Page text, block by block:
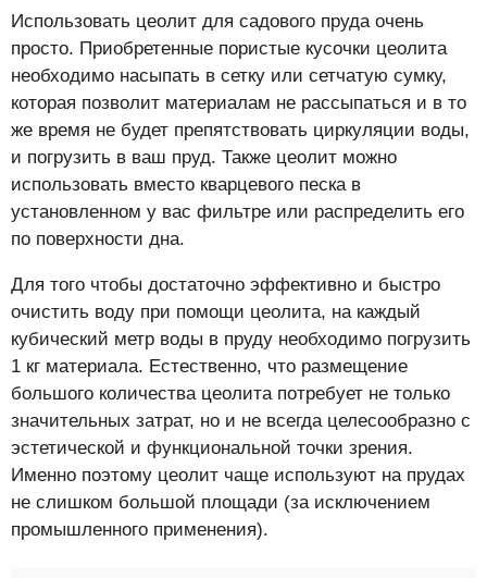
Использовать цеолит для садового пруда очень
просто. Приобретенные пористые кусочки цеолита
необходимо насыпать в сетку или сетчатую сумку,
которая позволит материалам не рассыпаться и в то
же время не будет препятствовать циркуляции воды,
и погрузить в ваш пруд. Также цеолит можно
использовать вместо кварцевого песка в
установленном у вас фильтре или распределить его
по поверхности дна.
Для того чтобы достаточно эффективно и быстро
очистить воду при помощи цеолита, на каждый
кубический метр воды в пруду необходимо погрузить
1 кг материала. Естественно, что размещение
большого количества цеолита потребует не только
значительных затрат, но и не всегда целесообразно с
эстетической и функциональной точки зрения.
Именно поэтому цеолит чаще используют на прудах
не слишком большой площади (за исключением
промышленного применения).